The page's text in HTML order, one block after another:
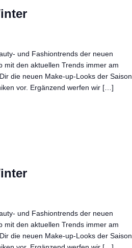
und Fashiontrends der neuen
mit den aktuellen Trends immer am
die neuen Make-up-Looks der Saison
vor. Ergänzend werfen wir […]
und Fashiontrends der neuen
mit den aktuellen Trends immer am
die neuen Make-up-Looks der Saison